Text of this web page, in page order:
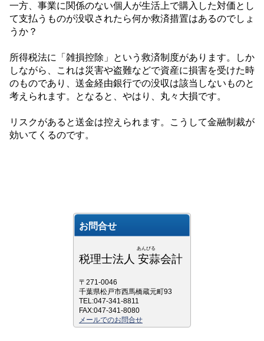
一方、事業に関係のない個人が生活上で購入した対価とし
て支払うものが没収されたら何か救済措置はあるのでしょ
うか？
所得税法に「雑損控除」という救済制度があります。しか
しながら、これは災害や盗難などで資産に損害を受けた時
のものであり、送金経由銀行での没収は該当しないものと
考えられます。となると、やはり、丸々大損です。
リスクがあると送金は控えられます。こうして金融制裁が
効いてくるのです。
お問合せ
あんびる
税理士法人 安蒜会計
〒271-0046
千葉県松戸市西馬橋蔵元町93
TEL:047-341-8811
FAX:047-341-8080
メールでのお問合せ